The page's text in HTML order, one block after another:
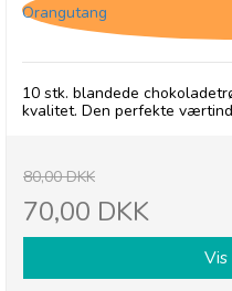
Orangutang
10 stk. blandede
kvalitet. Den perfekte
80,00 DKK
70,00 DKK